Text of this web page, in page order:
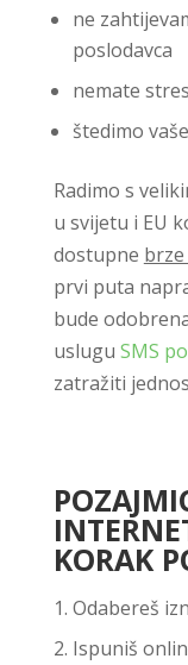
ne
poslodavca
nemate
štedimo
Radimo s
u svijetu i EU
dostupne
prvi puta
bude
uslugu SMS
zatražiti
KORAK
Odabereš
Ispuniš